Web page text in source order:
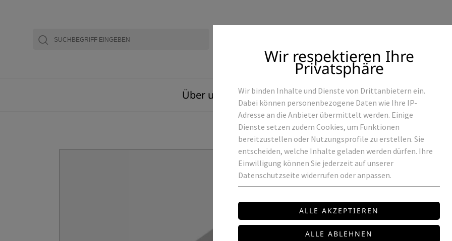
Über uns Produkte Referenzen
ROWALUX
LED-PROFIL
EK-Z7
Geeignet für das Profil LP-
Abdeckung AD-C2, AD-
Wir respektieren Ihre
Privatsphäre
Wir binden Inhalte und Dienste von Drittanbietern ein.
Dabei können personenbezogene Daten wie Ihre IP-
Adresse an die Anbieter übermittelt werden. Einige
Dienste setzen zudem Cookies, um Funktionen
bereitzustellen oder Nutzungsprofile zu erstellen. Sie
entscheiden, welche Inhalte geladen werden dürfen. Ihre
Einwilligung können Sie jederzeit auf unserer
Datenschutzseite widerrufen oder anpassen.